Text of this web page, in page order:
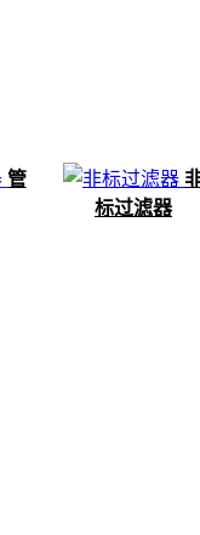
管
标过滤器